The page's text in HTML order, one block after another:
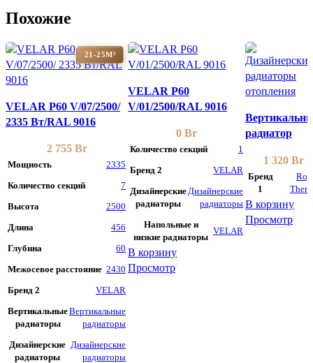
Похожие
21-25М²
VELAR P60 V/07/2500/
2335 Bт/RAL 9016
2 755 Br
Мощность
2335
Количество секций
7
Высота
2500
Длина
456
Глубина
60
Межосевое расстояние 2430
Бренд 2
VELAR
Вертикальные
радиаторы
Вертикальные
радиаторы
Дизайнерские
радиаторы
Дизайнерские
радиаторы
VELAR P60
V/01/2500/RAL 9016
0 Br
Количество секций
1
Бренд 2
VELAR
Дизайнерские
радиаторы
Дизайнерские
радиаторы
Напольные и
низкие радиаторы
VELAR
В корзину
Просмотр
радиатор
Shift Q 30 VС
1800-8
RAL9016
нижнее
подключение
1 320 Br
Бренд
1
В корзину
Просмотр